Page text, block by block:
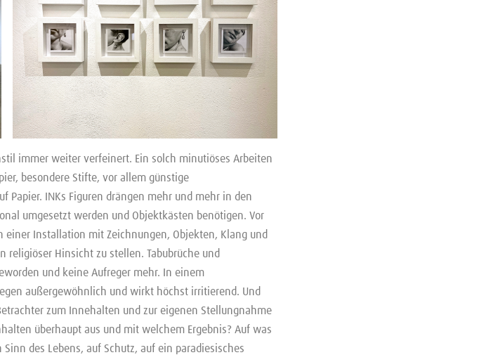
immer weiter verfeinert. Ein solch minutiöses Arbeiten
besondere Stifte, vor allem günstige
Papier. INKs Figuren drängen mehr und mehr in den
umgesetzt werden und Objektkästen benötigen. Vor
Installation mit Zeichnungen, Objekten, Klang und
religiöser Hinsicht zu stellen. Tabubrüche und
und keine Aufreger mehr. In einem
außergewöhnlich und wirkt höchst irritierend. Und
zum Innehalten und zur eigenen Stellungnahme
überhaupt aus und mit welchem Ergebnis? Auf was
des Lebens, auf Schutz, auf ein paradiesisches